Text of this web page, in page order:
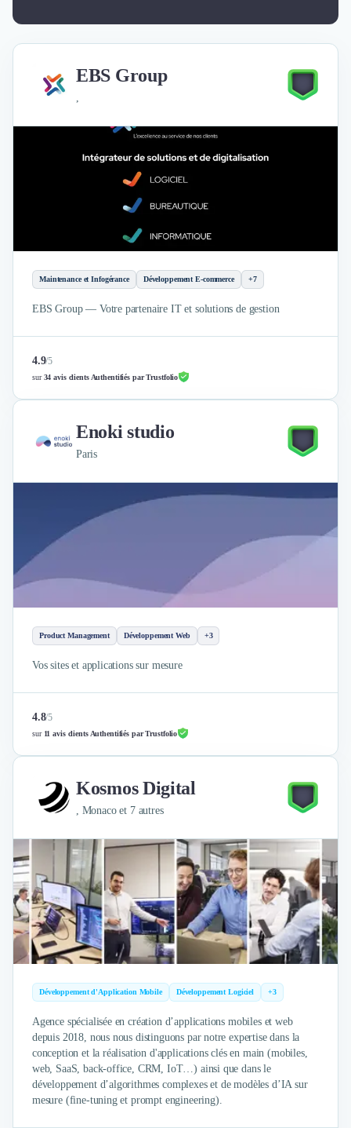
EBS Group
Maintenance et Infogérance Développement E-commerce +7
EBS Group — Votre partenaire IT et solutions de gestion
4.9/5
sur34 avis clients Authentifiés par Trustfolio
Enoki studio
Paris
Product Management Développement Web +3
Vos sites et applications sur mesure
4.8/5
sur 11 avis clients Authentifiés par Trustfolio
Kosmos Digital
, Monaco et 7 autres
Développement d'Application Mobile Développement Logiciel +3
Agence spécialisée en création d’applications mobiles et web
depuis 2018, nous nous distinguons par notre expertise dans la
conception et la réalisation d'applications clés en main (mobiles,
web, SaaS, back-office, CRM, IoT…) ainsi que dans le
développement d’algorithmes complexes et de modèles d’IA sur
mesure (fine-tuning et prompt engineering).